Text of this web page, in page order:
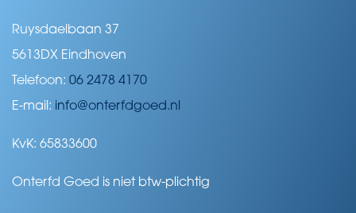
Ruysdaelbaan 37
5613DX Eindhoven
Telefoon: 06 2478 4170
E-mail: info@onterfdgoed.nl
KvK: 65833600
Onterfd Goed is niet btw-plichtig